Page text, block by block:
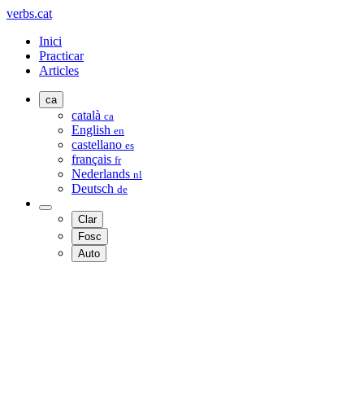
verbs.cat
Inici
Practicar
Articles
ca
català ca
English en
castellano es
français fr
Nederlands nl
Deutsch de
Clar
Fosc
Auto